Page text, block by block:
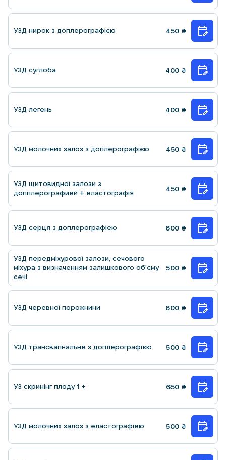
УЗД нирок з доплерографією 450 ₴
УЗД суглоба 400 ₴
УЗД легень 400 ₴
УЗД молочних залоз з доплерографiєю 450 ₴
УЗД щитовидної залози з
допплерографией + еластографія
450 ₴
УЗД серця з доплерографieю 600 ₴
УЗД передмiхурової залози, сечового
мiхура з визначенням залишкового об'єму
сечi
500 ₴
УЗД черевної порожнини 600 ₴
УЗД трансвагiнальне з доплерографiєю 500 ₴
УЗ скринiнг плоду 1 + 650 ₴
УЗД молочних залоз з еластографiею 500 ₴